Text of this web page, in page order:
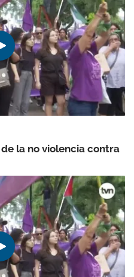
la no violencia contra